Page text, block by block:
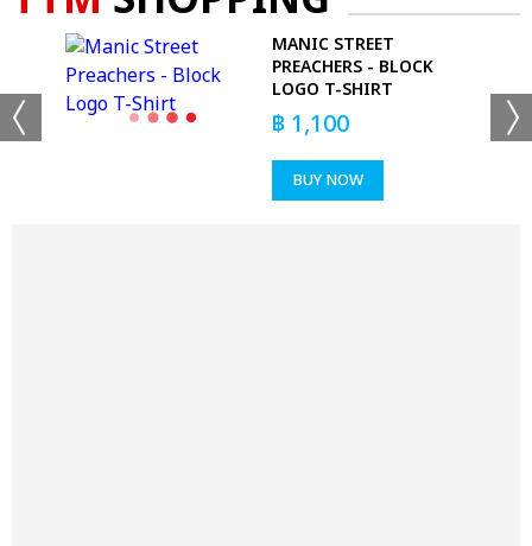
MANIC STREET
PREACHERS - BLOCK
LOGO T-SHIRT
฿ 1,100
BUY NOW